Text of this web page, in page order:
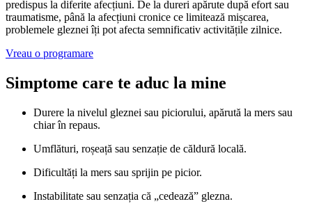
predispus la diferite afecțiuni. De la dureri apărute după efort sau
traumatisme, până la afecțiuni cronice ce limitează mișcarea,
problemele gleznei îți pot afecta semnificativ activitățile zilnice.
Vreau o programare
Simptome care te aduc la mine
Durere la nivelul gleznei sau piciorului, apărută la mers sau
chiar în repaus.
Umflături, roșeață sau senzație de căldură locală.
Dificultăți la mers sau sprijin pe picior.
Instabilitate sau senzația că „cedează” glezna.